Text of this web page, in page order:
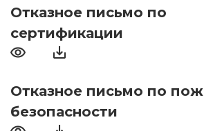
Отказное письмо по
сертификации
Отказное письмо по
безопасности